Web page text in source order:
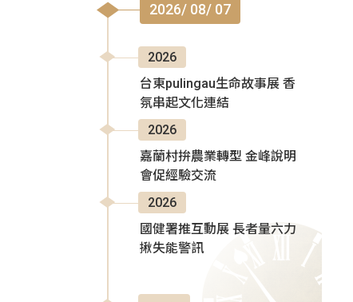
2026/ 08/ 07
2026
台東pulingau生命故事展 香
氛串起文化連結
2026
嘉蘭村拚農業轉型 金峰說明
會促經驗交流
2026
國健署推互動展 長者量六力
揪失能警訊